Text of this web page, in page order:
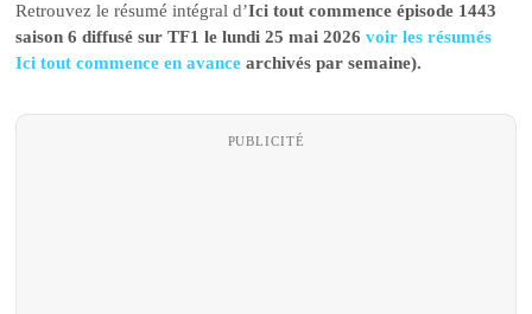
Retrouvez le résumé intégral d’Ici tout commence épisode 1443
saison 6 diffusé sur TF1 le lundi 25 mai 2026voir les résumés
Ici tout commence en avancearchivés par semaine).
PUBLICITÉ